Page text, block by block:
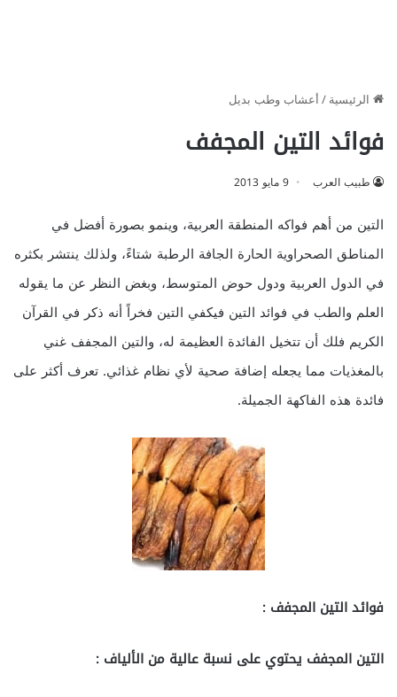
الرئيسية/أعشاب وطب بديل
فوائد التين المجفف
طبيب العرب 9 مايو 2013
التين من أهم فواكه المنطقة العربية، وينمو بصورة أفضل في
المناطق الصحراوية الحارة الجافة الرطبة شتاءً، ولذلك ينتشر بكثره
في الدول العربية ودول حوض المتوسط، وبغض النظر عن ما يقوله
العلم والطب في فوائد التين فيكفي التين فخراً أنه ذكر في القرآن
الكريم فلك أن تتخيل الفائدة العظيمة له، والتين المجفف غني
بالمغذيات مما يجعله إضافة صحية لأي نظام غذائي. تعرف أكثر على
فائدة هذه الفاكهة الجميلة.
فوائد التين المجفف :
التين المجفف يحتوي على نسبة عالية من الألياف :